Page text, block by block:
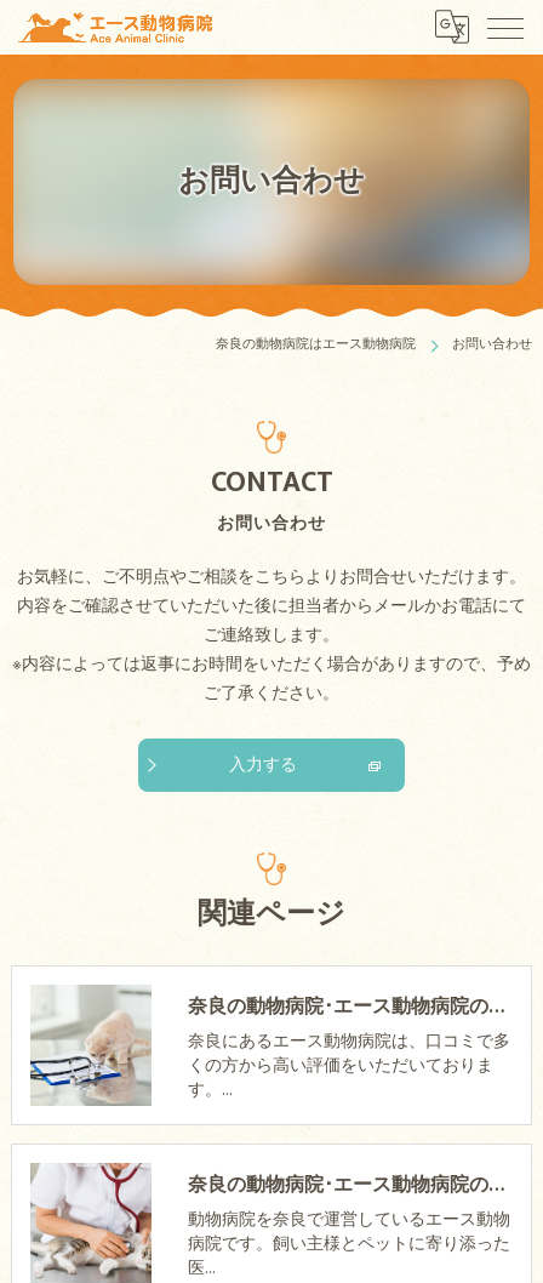
お問い合わせ
奈良の動物病院はエース動物病院 お問い合わせ
お問い合わせ
CONTACT
お気軽に、ご不明点やご相談をこちらよりお問合せいただけます。
内容をご確認させていただいた後に担当者からメールかお電話にて
ご連絡致します。
※内容によっては返事にお時間をいただく場合がありますので、予め
ご了承ください。
入力する
関連ページ
奈良の動物病院･エース動物病院の口コミ情報
奈良にあるエース動物病院は、口コミで多
くの方から高い評価をいただいておりま
す。…
奈良の動物病院･エース動物病院のお客様の声
動物病院を奈良で運営しているエース動物
病院です。飼い主様とペットに寄り添った
医…